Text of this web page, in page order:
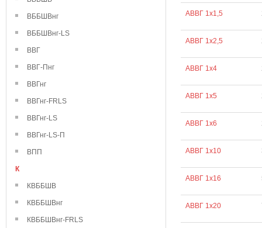
ВББШВнг
ВББШВнг-LS
ВВГ
ВВГ-Пнг
ВВГнг
ВВГнг-FRLS
ВВГнг-LS
ВВГнг-LS-П
ВПП
К
КВББШВ
КВББШВнг
КВББШВнг-FRLS
АВВГ 1х1,5
АВВГ 1х2,5
АВВГ 1х4
АВВГ 1х5
АВВГ 1х6
АВВГ 1х10
АВВГ 1х16
АВВГ 1х20